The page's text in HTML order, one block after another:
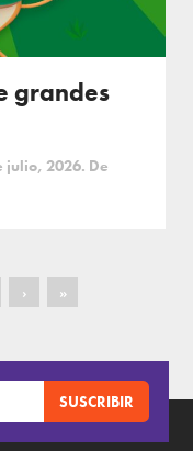
grandes
julio, 2026. De
› »